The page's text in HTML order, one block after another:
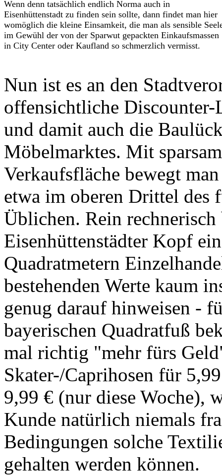
Wenn denn tatsächlich endlich Norma auch in
Eisenhüttenstadt zu finden sein sollte, dann findet man hier
womöglich die kleine Einsamkeit, die man als sensible
im Gewühl der von der Sparwut gepackten Einkaufsmassen
in City Center oder Kaufland so schmerzlich vermisst.
Nun ist es an den
offensichtliche Discounter-
und damit auch die
Möbelmarktes. Mit
Verkaufsfläche bewegt
etwa im oberen Drittel des
Üblichen. Rein rechnerisch
Eisenhüttenstädter Kopf
Quadratmetern
bestehenden Werte kaum
genug darauf hinweisen -
bayerischen Quadratfuß
mal richtig "mehr fürs
Skater-/Caprihosen für
9,99 € (nur diese Woche),
Kunde natürlich niemals
Bedingungen solche
gehalten werden können.